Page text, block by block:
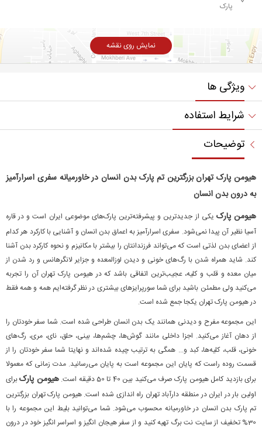
پارک
نمایش روی نقشه
ویژگی ها
شرایط استفاده
توضیحات
هیومن پارک تهران بزرگترین تم پارک بدن انسان در خاورمیانه سفری اسرارآمیز
به درون بدن انسان
هیومن پارک یکی از جدیدترین و پیشرفته‌ترین پارک‌های موضوعی ایران است و در قاره
آسیا نظیر آن پیدا نمی‌شود. سفری اسرارآمیز به اعماق بدن انسان و آشنایی با کارکرد هر کدام
از اعضای بدن لذتی است که می‌تواند فرزندانتان را بیشتر با مکانیزم و نحوه کارکرد بدن آشنا
کند. شاید همراه شدن با رگ‌های خونی و دیدن لوزالمعده و جزایر لانگرهانس و رد شدن از
میان معده و قلب و کلیه، عجیب‌ترین اتفاقی باشد که در هیومن پارک تهران آن را تجربه
می‌کنید ولی مطمئن باشید برای شما سورپرایزهای بیشتری در نظر گرفته‌ایم همه و همه فقط
در هیومن پارک تهران یکجا جمع شده است.
این مجموعه مفرح و دیدنی همانند یک بدن انسان طراحی شده است. شما سفر خودتان را
از دهان آغاز می‌کنید. اجزا داخلی مانند گوش‌ها، چشم‌ها، بینی، حلق، نای، مری، رگ‌های
خونی، قلب، کلیه‌ها، کبد و... همگی به ترتیب چیده شده‌اند و نهایتا شما سفر خودتان را از
قسمت روده راست که پایان این مجموعه است به پایان می‌رسانید. مدت زمانی که معمولا
برای بازدید کامل هیومن پارک صرف می‌کنید بین 40 تا 50 دقیقه است.
هیومن پارکبرای
اولین بار در ایران در منطقه دارآباد تهران راه اندازی شده است. هیومن پارک تهران بزرگترین
تم پارک بدن انسان در خاورمیانه محسوب می‌شود. شما می‌توانید بلیط این مجموعه را با
30% تخفیف از سایت نت برگ تهیه کنید و از سفر هیجان انگیز و اسراسر انگیز خود در درون